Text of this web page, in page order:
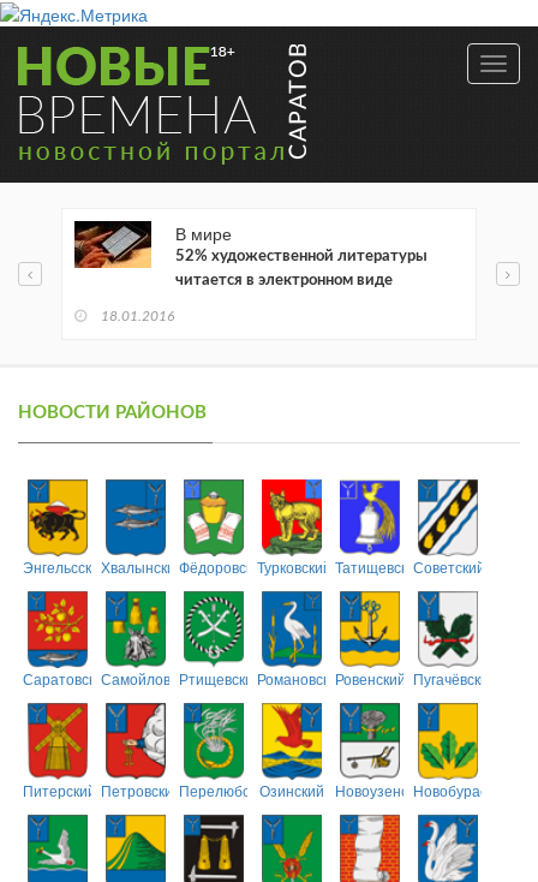
В мире
52% художественной литературы
читается в электронном виде
18.01.2016
НОВОСТИ РАЙОНОВ
ЭнгельсскийХвалынскийФёдоровскийТурковский ТатищевскийСоветский
СаратовскийСамойловскийРтищевскийРомановскийРовенский Пугачёвский
Питерский ПетровскийПерелюбскийОзинский НовоузенскийНовобурасский